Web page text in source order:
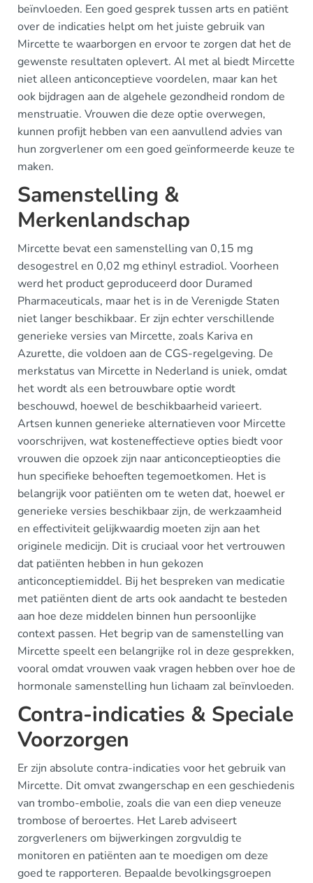
beïnvloeden. Een goed gesprek tussen arts en patiënt
over de indicaties helpt om het juiste gebruik van
Mircette te waarborgen en ervoor te zorgen dat het de
gewenste resultaten oplevert. Al met al biedt Mircette
niet alleen anticonceptieve voordelen, maar kan het
ook bijdragen aan de algehele gezondheid rondom de
menstruatie. Vrouwen die deze optie overwegen,
kunnen profijt hebben van een aanvullend advies van
hun zorgverlener om een goed geïnformeerde keuze te
maken.
Samenstelling &
Merkenlandschap
Mircette bevat een samenstelling van 0,15 mg
desogestrel en 0,02 mg ethinyl estradiol. Voorheen
werd het product geproduceerd door Duramed
Pharmaceuticals, maar het is in de Verenigde Staten
niet langer beschikbaar. Er zijn echter verschillende
generieke versies van Mircette, zoals Kariva en
Azurette, die voldoen aan de CGS-regelgeving. De
merkstatus van Mircette in Nederland is uniek, omdat
het wordt als een betrouwbare optie wordt
beschouwd, hoewel de beschikbaarheid varieert.
Artsen kunnen generieke alternatieven voor Mircette
voorschrijven, wat kosteneffectieve opties biedt voor
vrouwen die opzoek zijn naar anticonceptieopties die
hun specifieke behoeften tegemoetkomen. Het is
belangrijk voor patiënten om te weten dat, hoewel er
generieke versies beschikbaar zijn, de werkzaamheid
en effectiviteit gelijkwaardig moeten zijn aan het
originele medicijn. Dit is cruciaal voor het vertrouwen
dat patiënten hebben in hun gekozen
anticonceptiemiddel. Bij het bespreken van medicatie
met patiënten dient de arts ook aandacht te besteden
aan hoe deze middelen binnen hun persoonlijke
context passen. Het begrip van de samenstelling van
Mircette speelt een belangrijke rol in deze gesprekken,
vooral omdat vrouwen vaak vragen hebben over hoe de
hormonale samenstelling hun lichaam zal beïnvloeden.
Contra-indicaties & Speciale
Voorzorgen
Er zijn absolute contra-indicaties voor het gebruik van
Mircette. Dit omvat zwangerschap en een geschiedenis
van trombo-embolie, zoals die van een diep veneuze
trombose of beroertes. Het Lareb adviseert
zorgverleners om bijwerkingen zorgvuldig te
monitoren en patiënten aan te moedigen om deze
goed te rapporteren. Bepaalde bevolkingsgroepen